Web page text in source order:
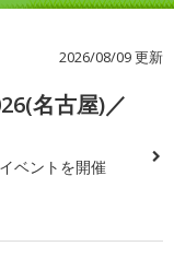
2026/08/09 更新
名古屋)／
ベントを開催